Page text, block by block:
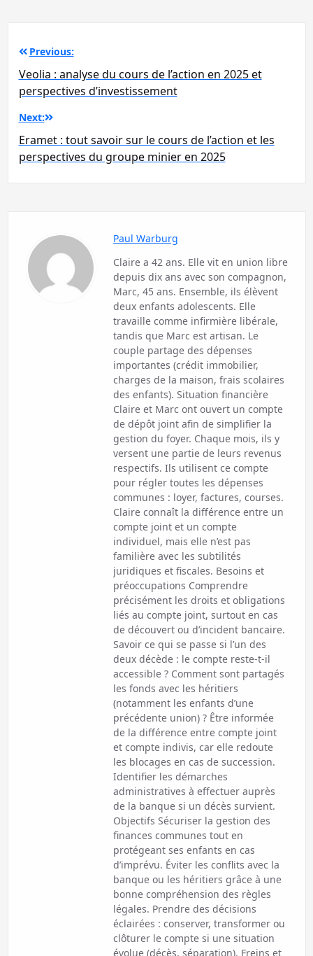
Navigation
de
l’article
Previous:
Veolia : analyse du cours de l’action en 2025 et
perspectives d’investissement
Next:
Eramet : tout savoir sur le cours de l’action et les
perspectives du groupe minier en 2025
Paul Warburg
Claire a 42 ans. Elle vit en union libre
depuis dix ans avec son compagnon,
Marc, 45 ans. Ensemble, ils élèvent
deux enfants adolescents. Elle
travaille comme infirmière libérale,
tandis que Marc est artisan. Le
couple partage des dépenses
importantes (crédit immobilier,
charges de la maison, frais scolaires
des enfants). Situation financière
Claire et Marc ont ouvert un compte
de dépôt joint afin de simplifier la
gestion du foyer. Chaque mois, ils y
versent une partie de leurs revenus
respectifs. Ils utilisent ce compte
pour régler toutes les dépenses
communes : loyer, factures, courses.
Claire connaît la différence entre un
compte joint et un compte
individuel, mais elle n’est pas
familière avec les subtilités
juridiques et fiscales. Besoins et
préoccupations Comprendre
précisément les droits et obligations
liés au compte joint, surtout en cas
de découvert ou d’incident bancaire.
Savoir ce qui se passe si l’un des
deux décède : le compte reste-t-il
accessible ? Comment sont partagés
les fonds avec les héritiers
(notamment les enfants d’une
précédente union) ? Être informée
de la différence entre compte joint
et compte indivis, car elle redoute
les blocages en cas de succession.
Identifier les démarches
administratives à effectuer auprès
de la banque si un décès survient.
Objectifs Sécuriser la gestion des
finances communes tout en
protégeant ses enfants en cas
d’imprévu. Éviter les conflits avec la
banque ou les héritiers grâce à une
bonne compréhension des règles
légales. Prendre des décisions
éclairées : conserver, transformer ou
clôturer le compte si une situation
évolue (décès, séparation). Freins et